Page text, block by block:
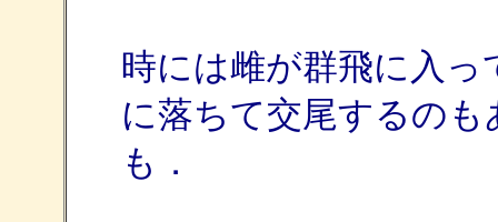
時には雌が群飛に入
に落ちて交尾するの
も．